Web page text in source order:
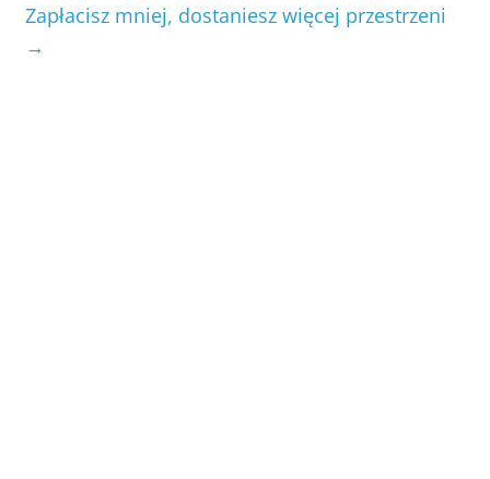
Zapłacisz mniej, dostaniesz więcej przestrzeni
→